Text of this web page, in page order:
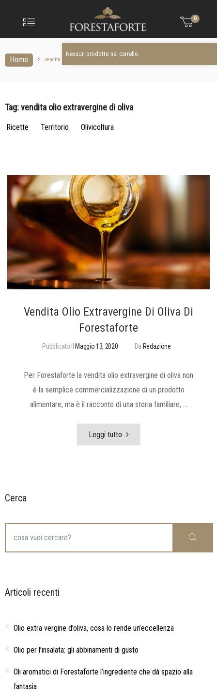
Menu
extravergine
0
Nessun prodotto nel carrello.
Home vendita olio extravergine di oliva
Tag:vendita olio extravergine di oliva
Ricette Territorio Olivicoltura
Pubblicato Il Maggio 13, 2020 Da Redazione
Vendita Olio Extravergine Di Oliva Di
Forestaforte
Per Forestaforte la vendita olio extravergine di oliva non
è la semplice commercializzazione di un prodotto
alimentare, ma è il racconto di una storia familiare, …
Leggi tutto
Cerca
Articoli recenti
Olio extra vergine d’oliva, cosa lo rende un’eccellenza
Olio per l’insalata: gli abbinamenti di gusto
Oli aromatici di Forestaforte l’ingrediente che dà spazio alla
fantasia
Nessun prodotto nel carrello.